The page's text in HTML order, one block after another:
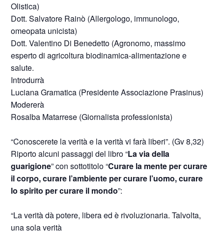
Olistica)
Dott. Salvatore Rainò (Allergologo, immunologo,
omeopata unicista)
Dott. Valentino Di Benedetto (Agronomo, massimo
esperto di agricoltura biodinamica-alimentazione e
salute.
Introdurrà
Luciana Gramatica (Presidente Associazione Prasinus)
Modererà
Rosalba Matarrese (Giornalista professionista)
“Conoscerete la verità e la verità vi farà liberi”. (Gv 8,32)
Riporto alcuni passaggi del libro “La via della
guarigione” con sottotitolo “Curare la mente per curare
il corpo, curare l’ambiente per curare l’uomo, curare
lo spirito per curare il mondo”:
“La verità dà potere, libera ed è rivoluzionaria. Talvolta,
una sola verità